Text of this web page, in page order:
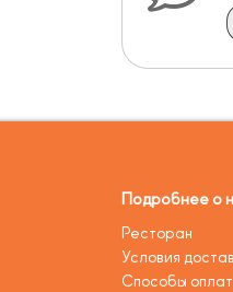
Подробнее о
Ресторан
Условия
Способы